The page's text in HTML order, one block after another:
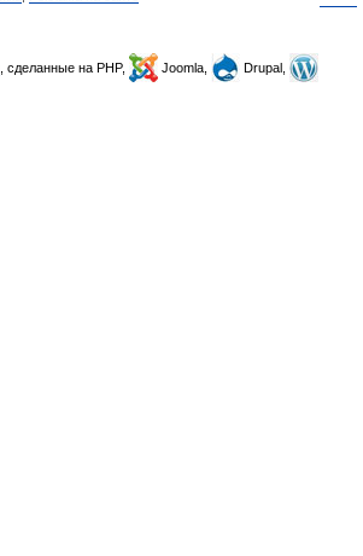
, сделанные на PHP, Joomla,
Drupal,